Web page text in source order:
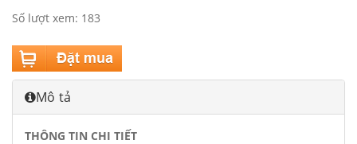
Số lượt xem: 183
Mô tả
THÔNG TIN CHI TIẾT